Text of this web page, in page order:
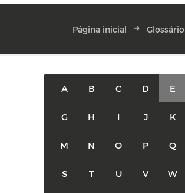
Página inicial Glossário
A B C D E
G H I J K
M N O P Q
S T U V W